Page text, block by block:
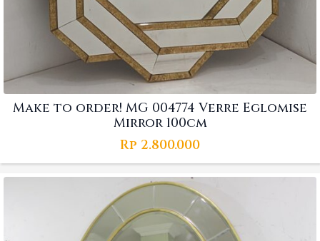
Make to order! MG 004774 Verre Eglomise
Mirror 100cm
Rp 2.800.000